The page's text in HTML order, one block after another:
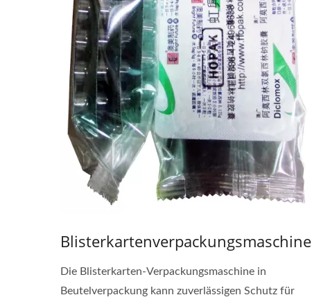
Blisterkartenverpackungsmaschine
Die Blisterkarten-Verpackungsmaschine in
Beutelverpackung kann zuverlässigen Schutz für